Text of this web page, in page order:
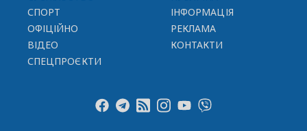
СПОРТ
ОФІЦІЙНО
ВІДЕО
СПЕЦПРОЄКТИ
ІНФОРМАЦІЯ
РЕКЛАМА
КОНТАКТИ